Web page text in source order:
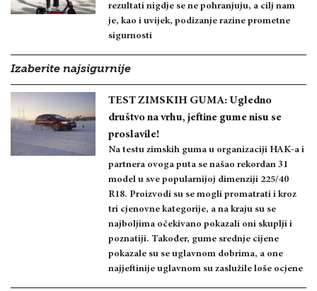
rezultati nigdje se ne pohranjuju, a cilj nam
je, kao i uvijek, podizanje razine prometne
sigurnosti
Izaberite najsigurnije
TEST ZIMSKIH GUMA: Ugledno
društvo na vrhu, jeftine gume nisu se
proslavile!
Na testu zimskih guma u organizaciji HAK-a i
partnera ovoga puta se našao rekordan 31
model u sve popularnijoj dimenziji 225/40
R18. Proizvodi su se mogli promatrati i kroz
tri cjenovne kategorije, a na kraju su se
najboljima očekivano pokazali oni skuplji i
poznatiji. Također, gume srednje cijene
pokazale su se uglavnom dobrima, a one
najjeftinije uglavnom su zaslužile loše ocjene